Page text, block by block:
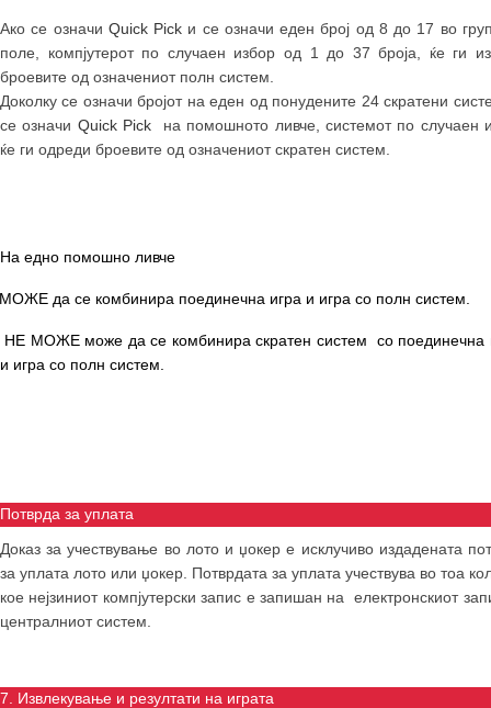
Ако се означи Quick Pick и се означи еден број од 8 до 17 во
поле, компјутерот по случаен избор од 1 до 37 броја, ќе ги
броевите од означениот полн систем.
Доколку се означи бројот на еден од понудените 24 скратени
се означи Quick Pick
на помошното ливче, системот по случаен
ќе ги одреди броевите од означениот скратен систем.
На едно помошно ливче
МОЖЕ да се комбинира поединечна игра и игра со полн систем.
НЕ МОЖЕ може да се комбинира скратен систем
со поединечна
и игра со полн систем.
Потврда за уплата
Доказ за учествување во лото и џокер е исклучиво издадената
за уплата лото или џокер. Потврдата за уплата учествува во тоа
кое нејзиниот компјутерски запис е запишан на електронскиот
централниот систем.
7. Извлекување и резултати на играта